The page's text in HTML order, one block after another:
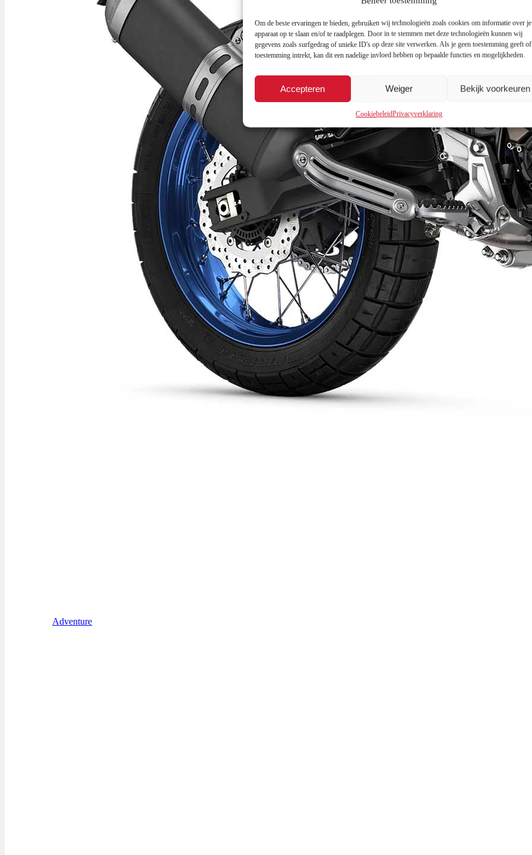
Om de beste ervaringen te bieden, gebruiken wij technologieën zoals cookies om informatie over je
apparaat op te slaan en/of te raadplegen. Door in te stemmen met deze technologieën kunnen wij
gegevens zoals surfgedrag of unieke ID's op deze site verwerken. Als je geen toestemming geeft
toestemming intrekt, kan dit een nadelige invloed hebben op bepaalde functies en mogelijkheden.
Accepteren Weiger Bekijk voorkeuren
CookiebeleidPrivacyverklaring
Adventure